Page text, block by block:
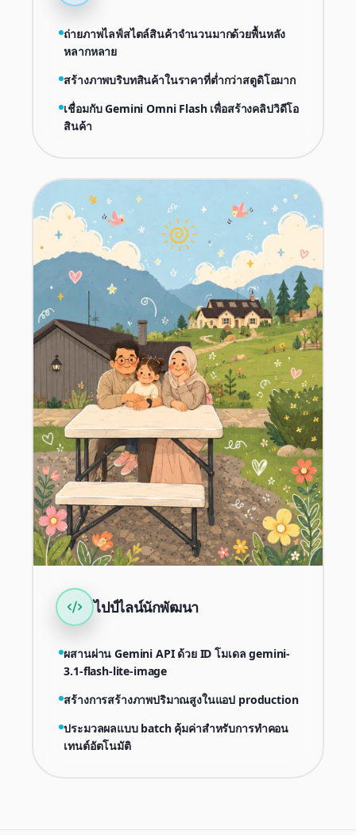
ถ่ายภาพไลฟ์สไตล์สินค้าจำนวนมากด้วยพื้นหลัง
หลากหลาย
สร้างภาพบริบทสินค้าในราคาที่ต่ำกว่าสตูดิโอมาก
เชื่อมกับ Gemini Omni Flash เพื่อสร้างคลิปวิดีโอ
สินค้า
ไปป์ไลน์นักพัฒนา
ผสานผ่าน Gemini API ด้วย ID โมเดล gemini-
3.1-flash-lite-image
สร้างการสร้างภาพปริมาณสูงในแอป production
ประมวลผลแบบ batch คุ้มค่าสำหรับการทำคอน
เทนต์อัตโนมัติ